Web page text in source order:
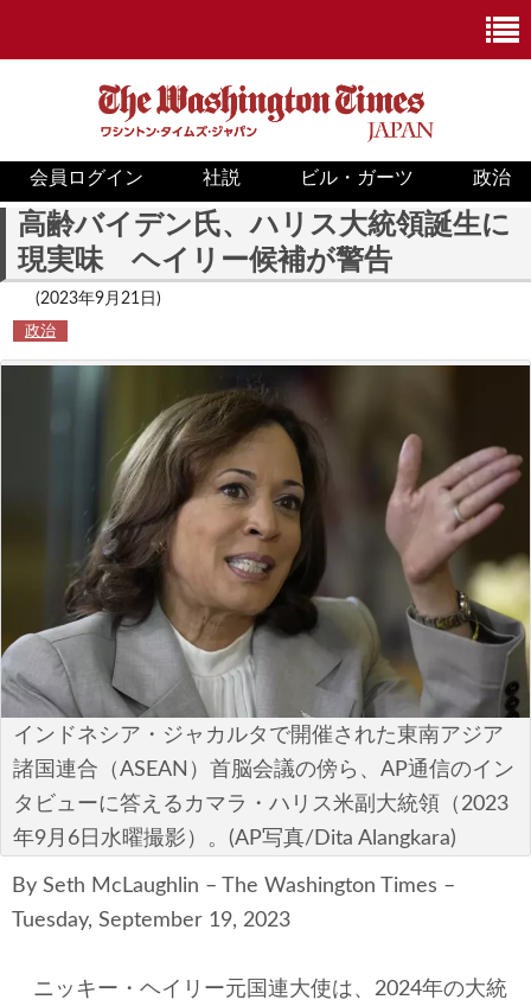
ニュース
政治
米国内
国際
安全保障
ビジネス・経済
カルチャー
ポリシー
税制・予算
エネルギー・環境
サイバーセキュリティ―
会員ログイン 社説 ビル・ガーツ 政治
高齢バイデン氏、ハリス大統領誕生に
現実味 ヘイリー候補が警告
(2023年9月21日)
政治
インドネシア・ジャカルタで開催された東南アジア
諸国連合（ASEAN）首脳会議の傍ら、AP通信のイン
タビューに答えるカマラ・ハリス米副大統領（2023
年9月6日水曜撮影）。(AP写真/Dita Alangkara)
By Seth McLaughlin – The Washington Times –
Tuesday, September 19, 2023
ニッキー・ヘイリー元国連大使は、2024年の大統